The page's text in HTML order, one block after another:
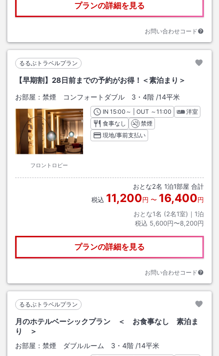
プランの詳細を見る
お問い合わせコード
るるぶトラベルプラン
【早期割】28日前までの予約がお得！＜素泊まり＞
お部屋： 禁煙 コンフォートダブル 3・4階 /14平米
フロントロビー
INチェックイン
15:00 ～ | OUT チェックアウト
～11:00
洋室
食事なし
禁煙
現地/事前支払い
おとな2名 1泊1部屋 合計
税込 11,200円 〜 16,400円
おとな1名 (2名1室)｜ 1泊
税込 5,600円〜8,200円
プランの詳細を見る
お問い合わせコード
るるぶトラベルプラン
月のホテルベーシックプラン ＜ お食事なし 素泊ま
り ＞
お部屋： 禁煙 ダブルルーム 3・4階 /14平米